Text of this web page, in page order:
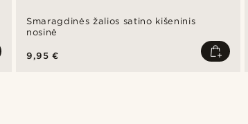
Smaragdinės žalios satino kišeninis
nosinė
9,95 €